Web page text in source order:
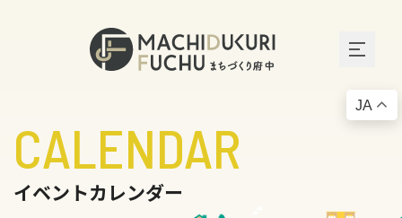
CALENDAR
イベントカレンダー
JA